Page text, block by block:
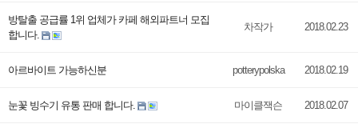
방탈출 공급률 1위 업체가 카페 해외파트너 모집
합니다.
차작가 2018.02.23
아르바이트 가능하신분 potterypolska 2018.02.19
눈꽃 빙수기 유통 판매 합니다. 마이클잭슨 2018.02.07